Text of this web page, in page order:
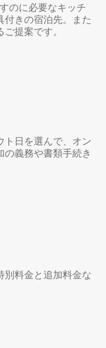
のに必要なキッチ
付きの宿泊先。また
提案です。
ト日を選んで、オン
義務や書類手続き
別料金と追加料金な